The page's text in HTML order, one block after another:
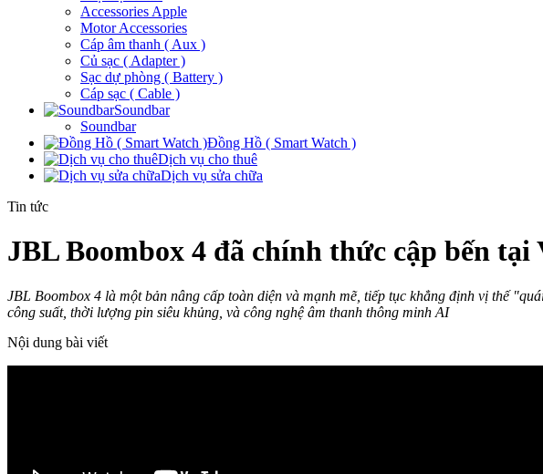
Accessories Apple
Motor Accessories
Cáp âm thanh ( Aux )
Củ sạc ( Adapter )
Sạc dự phòng ( Battery )
Cáp sạc ( Cable )
Soundbar
Soundbar
Đồng Hồ ( Smart Watch )
Dịch vụ cho thuê
Dịch vụ sửa chữa
Tin tức
JBL Boombox 4 đã chính thức cập bến
JBL Boombox 4 là một bản nâng cấp toàn diện và mạnh mẽ, tiếp tục khẳng định vị thế
công suất, thời lượng pin siêu khủng, và công nghệ âm thanh thông minh AI
Nội dung bài viết